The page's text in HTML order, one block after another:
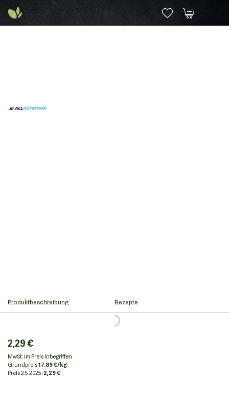
Produktbeschreibung Rezepte
2,29 €
MwSt. im Preis inbegriffen
Grundpreis17.89 €/kg
Preis2.5.2025:2,29 €